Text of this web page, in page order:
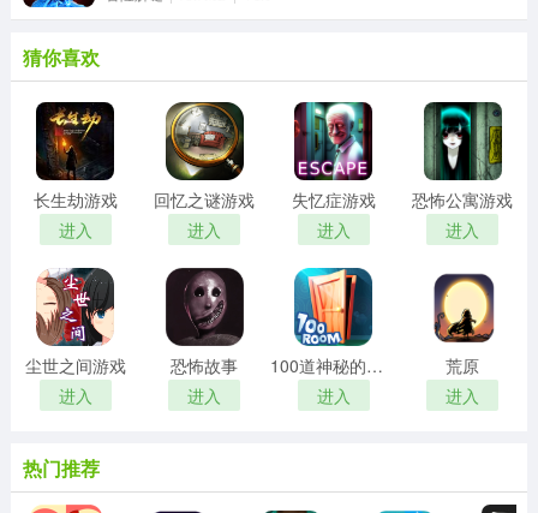
猜你喜欢
长生劫游戏
进入
回忆之谜游戏
进入
失忆症游戏
进入
恐怖公寓游戏
进入
尘世之间游戏
进入
恐怖故事
进入
100道神秘的门游戏
进入
荒原
进入
热门推荐